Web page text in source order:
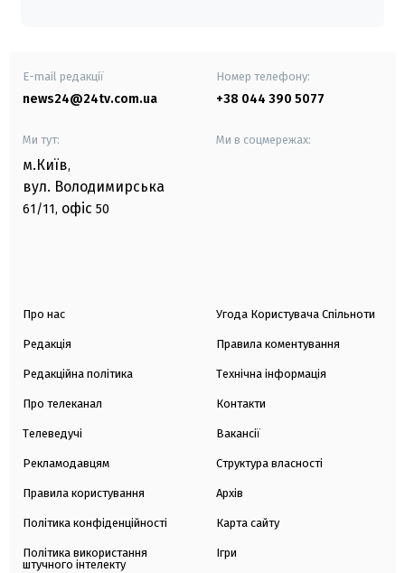
E-mail редакції
news24@24tv.com.ua
Номер телефону:
+38 044 390 5077
Ми тут:
м.Київ,
вул. Володимирська
61/11, офіс 50
Ми в соцмережах:
Про нас
Редакція
Редакційна політика
Про телеканал
Телеведучі
Рекламодавцям
Правила користування
Політика конфіденційності
Політика використання
штучного інтелекту
Угода Користувача Спільноти
Правила коментування
Технічна інформація
Контакти
Вакансії
Структура власності
Архів
Карта сайту
Ігри